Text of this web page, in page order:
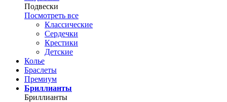
Подвески
Посмотреть все
Классические
Сердечки
Крестики
Детские
Колье
Браслеты
Премиум
Бриллианты
Бриллианты